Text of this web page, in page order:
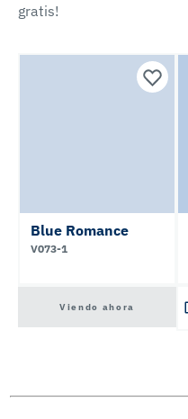
gratis!
Blue Romance
V073-1
Viendo ahora